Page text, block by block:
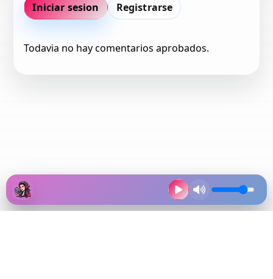
Iniciar sesion Registrarse
Todavia no hay comentarios aprobados.